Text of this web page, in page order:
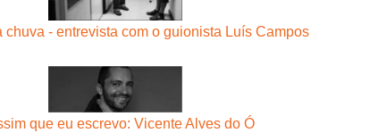
chuva - entrevista com o guionista Luís Campos
que eu escrevo: Vicente Alves do Ó